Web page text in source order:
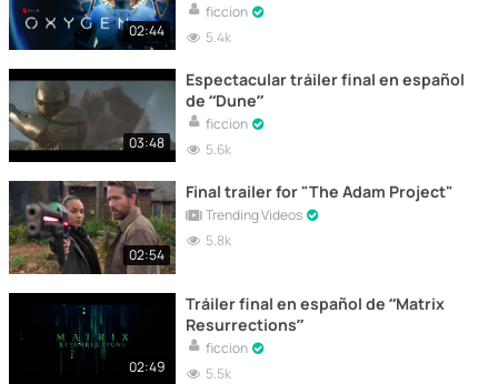
02:44
ficcion
5.4k
03:48
Espectacular tráiler final en español
de “Dune”
ficcion
5.6k
02:54
Final trailer for "The Adam Project"
Trending Videos
5.8k
02:49
Tráiler final en español de “Matrix
Resurrections”
ficcion
5.5k